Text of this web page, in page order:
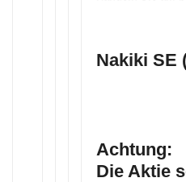
Nakiki SE
Achtung:
Die Aktie